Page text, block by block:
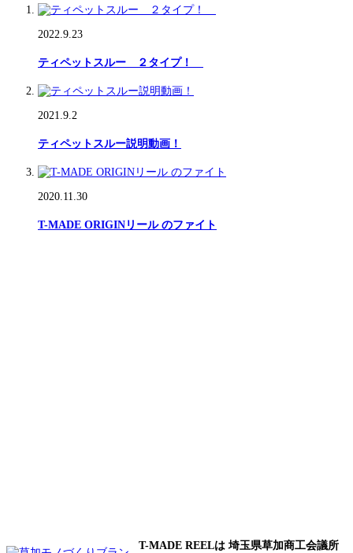
2022.9.23
ティペットスルー ２タイプ！
2021.9.2
ティペットスルー説明動画！
2020.11.30
T-MADE ORIGINリール のファイト
T-MADE REELは 埼玉県草加商工会議所